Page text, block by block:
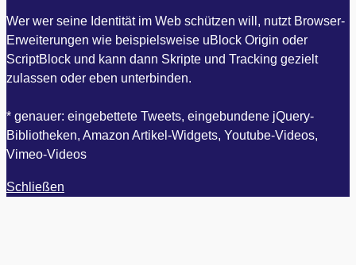
Wer wer seine Identität im Web schützen will, nutzt Browser-
Erweiterungen wie beispielsweise uBlock Origin oder
ScriptBlock und kann dann Skripte und Tracking gezielt
zulassen oder eben unterbinden.
* genauer: eingebettete Tweets, eingebundene jQuery-
Bibliotheken, Amazon Artikel-Widgets, Youtube-Videos,
Vimeo-Videos
Schließen